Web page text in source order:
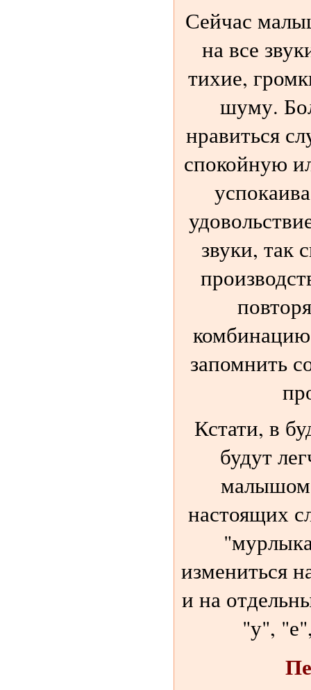
Сейчас
на все
тихие,
шуму.
нравиться
спокойную
звуки, так
запомнить
Кстати, в
будут
настоящих
измениться
и на
"у",